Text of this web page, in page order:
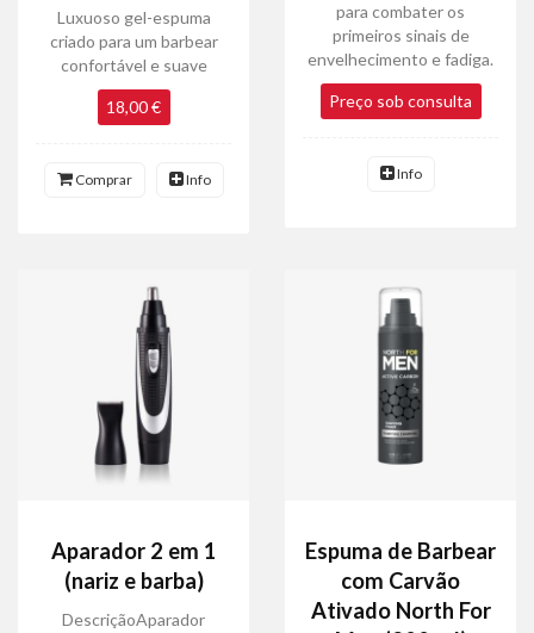
Luxuoso gel-espuma
criado para um barbear
confortável e suave
18,00 €
Comprar Info
para combater os
primeiros sinais de
envelhecimento e fadiga.
Preço sob consulta
Info
Aparador 2 em 1
(nariz e barba)
DescriçãoAparador
Espuma de Barbear
com Carvão
Ativado North For